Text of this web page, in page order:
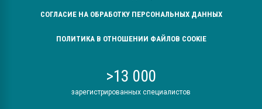
СОГЛАСИЕ НА ОБРАБОТКУ ПЕРСОНАЛЬНЫХ ДАННЫХ
ПОЛИТИКА В ОТНОШЕНИИ ФАЙЛОВ COOKIE
>13 000
зарегистрированных специалистов